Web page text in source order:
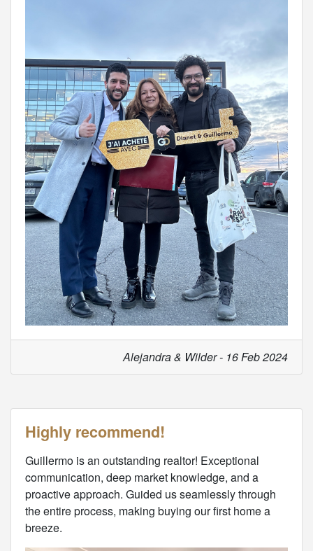
Alejandra & Wilder - 16 Feb 2024
Highly recommend!
Guillermo is an outstanding realtor! Exceptional
communication, deep market knowledge, and a
proactive approach. Guided us seamlessly through
the entire process, making buying our first home a
breeze.